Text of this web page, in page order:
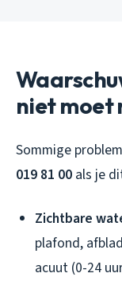
niet moet
Sommige
019 81 00 als je
Zichtbare
plafond,
acuut (0-24